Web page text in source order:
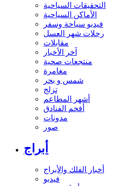
التحقيقات السياحية
الأماكن السياحية
فيديو سياحة وسفر
رحلات شهر العسل
مقابلات
آخر الأخبار
منتجعات صحية
مغامرة
شمس و بحر
تزلج
أشهر المطاعم
أفخم الفنادق
مدونات
صور
أبراج
أخبار الفلك والأبراج
فيديو